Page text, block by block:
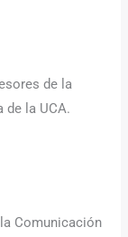
de la
de la UCA.
Comunicación